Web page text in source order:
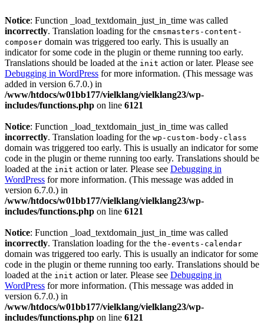
Notice: Function _load_textdomain_just_in_time was called
incorrectly. Translation loading for the cmsmasters-content-
composer domain was triggered too early. This is usually an
indicator for some code in the plugin or theme running too early.
Translations should be loaded at the init action or later. Please see
Debugging in WordPress for more information. (This message was
added in version 6.7.0.) in
/www/htdocs/w01bb177/vielklang/vielklang23/wp-
includes/functions.php on line 6121
Notice: Function _load_textdomain_just_in_time was called
incorrectly. Translation loading for the wp-custom-body-class
domain was triggered too early. This is usually an indicator for some
code in the plugin or theme running too early. Translations should be
loaded at the init action or later. Please see Debugging in
WordPress for more information. (This message was added in
version 6.7.0.) in
/www/htdocs/w01bb177/vielklang/vielklang23/wp-
includes/functions.php on line 6121
Notice: Function _load_textdomain_just_in_time was called
incorrectly. Translation loading for the the-events-calendar
domain was triggered too early. This is usually an indicator for some
code in the plugin or theme running too early. Translations should be
loaded at the init action or later. Please see Debugging in
WordPress for more information. (This message was added in
version 6.7.0.) in
/www/htdocs/w01bb177/vielklang/vielklang23/wp-
includes/functions.php on line 6121